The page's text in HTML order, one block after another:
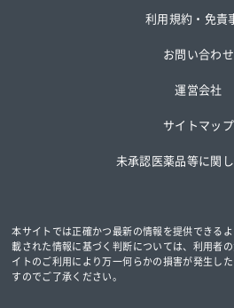
利用規約・免責
お問い合わせ
運営会社
サイトマップ
未承認医薬品等に関
本サイトでは正確かつ最新の情報を提供できる
載された情報に基づく判断については、 利用者
イトのご利用により万一何らかの損害が発生し
すのでご了承ください。